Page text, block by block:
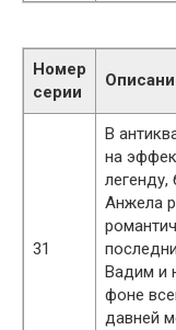
Номер
серии
31
В
на
Анжела
Вадим и
фоне
давней